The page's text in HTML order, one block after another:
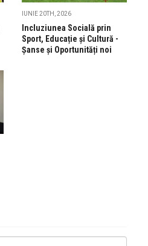
IUNIE 20TH, 2026
Incluziunea Socială prin
Sport, Educație și Cultură -
Șanse și Oportunități noi